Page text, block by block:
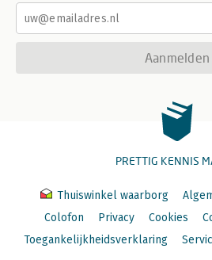
Aanmelden
PRETTIG KENNIS
Thuiswinkel waarborg
Colofon
Privacy Cookies
Toegankelijkheidsverklaring